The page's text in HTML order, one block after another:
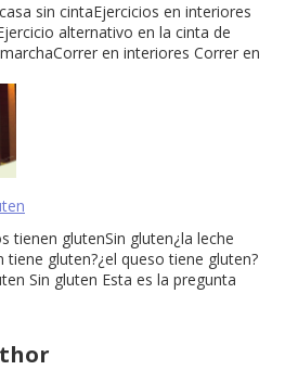
sin cintaEjercicios en interiores
alternativo en la cinta de
en interiores Correr en
tienen glutenSin gluten¿la leche
tiene gluten?¿el queso tiene gluten?
Sin gluten Esta es la pregunta